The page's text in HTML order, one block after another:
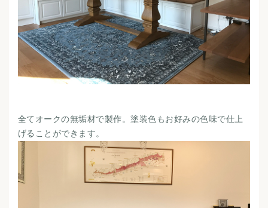
全てオークの無垢材で製作。塗装色もお好みの色味で仕上
げることができます。